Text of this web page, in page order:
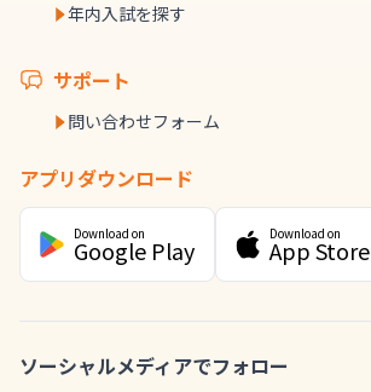
年内入試を探す
サポート
問い合わせフォーム
アプリダウンロード
Download on
Google Play
Download on
App Store
ソーシャルメディアでフォロー